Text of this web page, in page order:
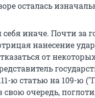
осталась
иначе. Почти за
нанесение
от
ю статью на 109-ю
свою очередь,